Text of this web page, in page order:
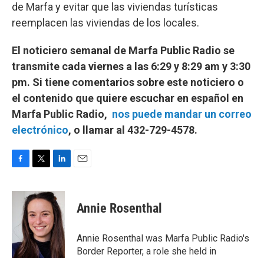
de Marfa y evitar que las viviendas turísticas
reemplacen las viviendas de los locales.
El noticiero semanal de Marfa Public Radio se
transmite cada viernes a las 6:29 y 8:29 am y 3:30
pm. Si tiene comentarios sobre este noticiero o
el contenido que quiere escuchar en español en
Marfa Public Radio, nos puede mandar un correo
electrónico, o llamar al 432-729-4578.
c
k
i
t
t
e
r
n
k
e
d
I
n
Annie Rosenthal
Annie Rosenthal was Marfa Public Radio's
Border Reporter, a role she held in